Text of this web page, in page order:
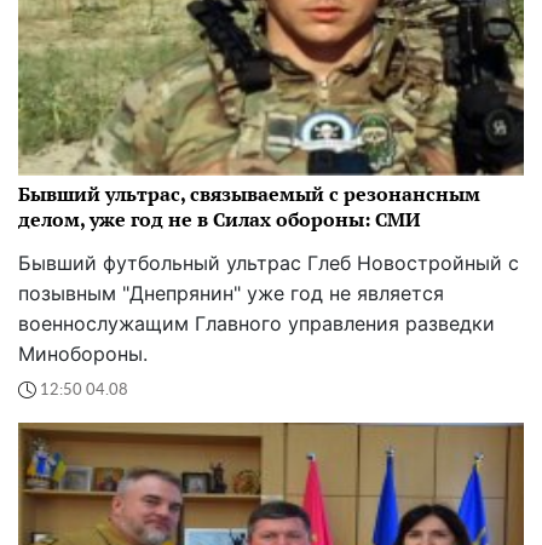
Бывший ультрас, связываемый с резонансным
делом, уже год не в Силах обороны: СМИ
Бывший футбольный ультрас Глеб Новостройный с
позывным "Днепрянин" уже год не является
военнослужащим Главного управления разведки
Минобороны.
12:50 04.08